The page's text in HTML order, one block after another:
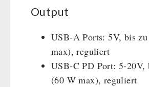
Output
USB-A Ports: 5V, bis
max), reguliert
USB-C PD Port: 5-20V,
(60 W max), reguliert